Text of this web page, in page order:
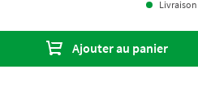
Ajouter au panier